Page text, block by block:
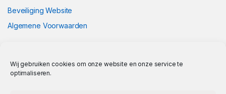
Wij gebruiken cookies om onze website en onze service te
optimaliseren.
Beveiliging Website
Algemene Voorwaarden